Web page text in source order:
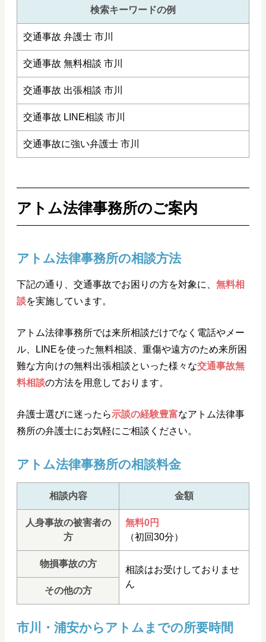
検索キーワードの例
交通事故 弁護士 市川
交通事故 無料相談 市川
交通事故 出張相談 市川
交通事故 LINE相談 市川
交通事故に強い弁護士 市川
アトム法律事務所のご案内
アトム法律事務所の相談方法
下記の通り、交通事故でお困りの方を対象に、 無料相
談を実施しています。
アトム法律事務所では来所相談だけでなく電話やメー
ル、LINEを使った無料相談、重傷や遠方のため来所困
難な方向けの無料出張相談といった様々な交通事故無
料相談の方法を用意しております。
弁護士選びに迷ったら示談の経験豊富なアトム法律事
務所の弁護士にお気軽にご相談ください。
アトム法律事務所の相談料金
相談内容 金額
人身事故の被害者の
方
無料0円
（初回30分）
物損事故の方
相談はお受けしておりませ
ん
その他の方
市川・浦安からアトムまでの所要時間